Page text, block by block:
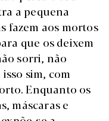
a pequena
fazem aos mortos
que os deixem
sorri, não
sim, com
Enquanto os
máscaras e